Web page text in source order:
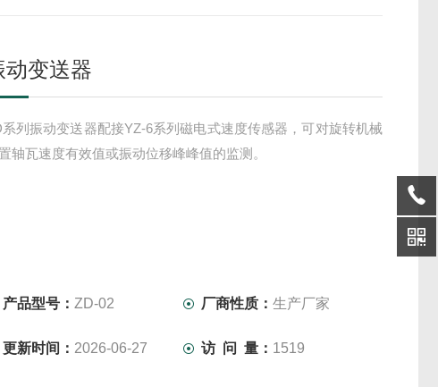
动变送器
系列振动变送器配接YZ-6系列磁电式速度传感器，可对旋转机械
轴瓦速度有效值或振动位移峰峰值的监测。
产品型号： ZD-02 厂商性质：生产厂家
更新时间： 2026-06-27 访 问 量： 1519